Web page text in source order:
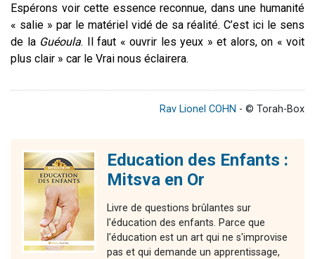
Espérons voir cette essence reconnue, dans une humanité
« salie » par le matériel vidé de sa réalité. C’est ici le sens
de la Guéoula. Il faut « ouvrir les yeux » et alors, on « voit
plus clair » car le Vrai nous éclairera.
Rav Lionel COHN - © Torah-Box
Education des Enfants :
Mitsva en Or
Livre de questions brûlantes sur
l'éducation des enfants. Parce que
l'éducation est un art qui ne s'improvise
pas et qui demande un apprentissage,